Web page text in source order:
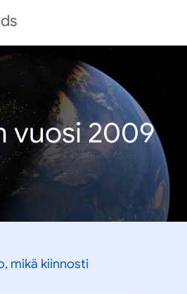
vuosi 2009
mikä kiinnosti